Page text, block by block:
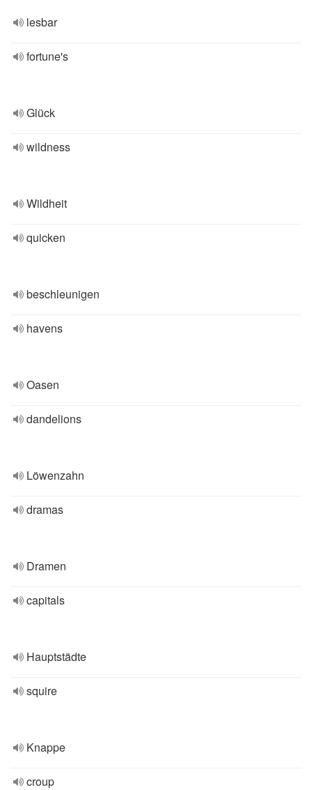
lesbar
fortune's
Glück
wildness
Wildheit
quicken
beschleunigen
havens
Oasen
dandelions
Löwenzahn
dramas
Dramen
capitals
Hauptstädte
squire
Knappe
croup